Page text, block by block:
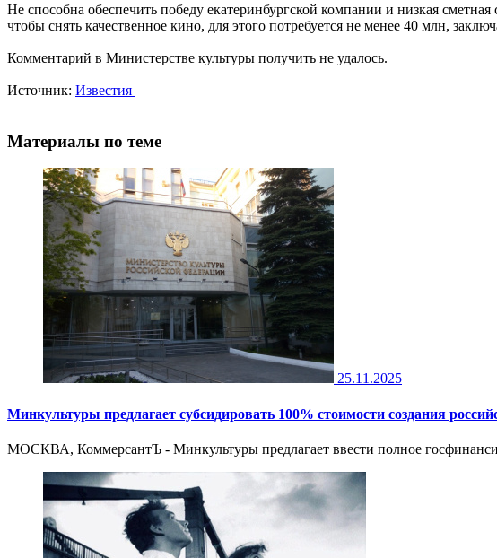
Не способна обеспечить победу екатеринбургской компании и низкая
чтобы снять качественное кино, для этого потребуется не менее 40 млн,
Комментарий в Министерстве культуры получить не удалось.
Источник: Известия
Материалы по теме
25.11.2025
Минкультуры предлагает субсидировать 100% стоимости создания
МОСКВА, КоммерсантЪ - Минкультуры предлагает ввести полное